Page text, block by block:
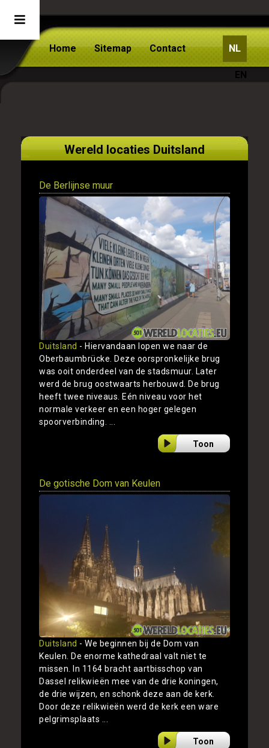
Home Sitemap Contact NL
EN
Wereld locaties Duitsland
De Berlijnse muur
Duitsland - Hiervandaan lopen we naar de
Oberbaumbrücke. Deze oorspronkelijke brug
was ooit onderdeel van de stadsmuur. Later
werd de brug oostwaarts herbouwd. De brug
heeft twee niveaus. Eén niveau voor het
normale verkeer en een hoger gelegen
spoorverbinding. ...
Toon
De gotische Dom van Keulen
Duitsland - We beginnen bij de Dom van
Keulen. De enorme kathedraal valt niet te
missen. In 1164 bracht aartbisschop van
Dassel relikwieën mee van de drie koningen,
de drie wijzen, en schonk deze aan de kerk.
Door deze relikwieën werd de kerk een ware
pelgrimsplaats ...
Toon